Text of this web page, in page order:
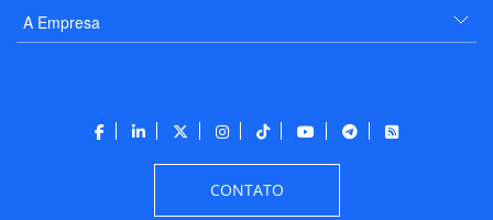
A Empresa
CONTATO